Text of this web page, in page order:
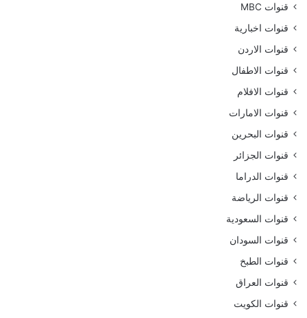
قنوات MBC
قنوات اخبارية
قنوات الاردن
قنوات الاطفال
قنوات الافلام
قنوات الامارات
قنوات البحرين
قنوات الجزائر
قنوات الدراما
قنوات الرياضة
قنوات السعودية
قنوات السودان
قنوات الطبخ
قنوات العراق
قنوات الكويت